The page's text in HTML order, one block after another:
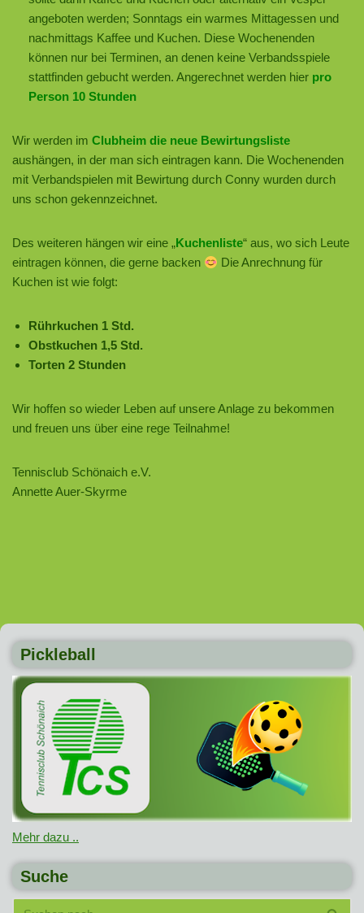
angeboten werden; Sonntags ein warmes Mittagessen und
nachmittags Kaffee und Kuchen. Diese Wochenenden
können nur bei Terminen, an denen keine Verbandsspiele
stattfinden gebucht werden. Angerechnet werden hier pro
Person 10 Stunden
Wir werden im Clubheim die neue Bewirtungsliste
aushängen, in der man sich eintragen kann. Die Wochenenden
mit Verbandspielen mit Bewirtung durch Conny wurden durch
uns schon gekennzeichnet.
Des weiteren hängen wir eine „Kuchenliste“ aus, wo sich Leute
eintragen können, die gerne backen
Die Anrechnung für
Kuchen ist wie folgt:
Rührkuchen 1 Std.
Obstkuchen 1,5 Std.
Torten 2 Stunden
Wir hoffen so wieder Leben auf unsere Anlage zu bekommen
und freuen uns über eine rege Teilnahme!
Tennisclub Schönaich e.V.
Annette Auer-Skyrme
Pickleball
Mehr dazu ..
Suche